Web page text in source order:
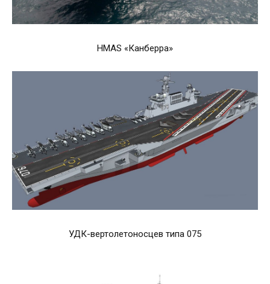
HMAS «Канберра»
УДК-вертолетоносцев типа 075